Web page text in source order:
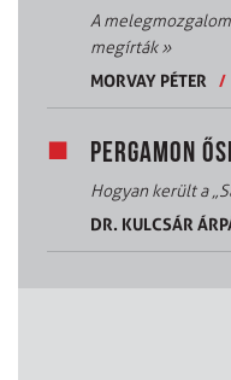
A
megírták»
MORVAY PÉTER
/
PERGAMON
Hogyan került a
DR. KULCSÁR